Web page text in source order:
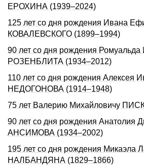
ЕРОХИНА (1939–2024)
125 лет со дня рождения Ивана
КОВАЛЕВСКОГО (1899–1994)
90 лет со дня рождения Ромуальда
РОЗЕНБЛИТА (1934–2012)
110 лет со дня рождения Алексея
НЕДОГОНОВА (1914–1948)
75 лет Валерию Михайловичу
90 лет со дня рождения Анатолия
АНСИМОВА (1934–2002)
195 лет со дня рождения Микаэла
НАЛБАНДЯHА (1829–1866)